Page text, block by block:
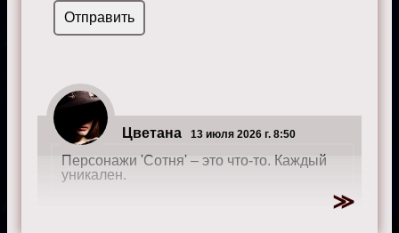
Цветана 13 июля 2026 г. 8:50
Персонажи 'Сотня' – это что-то. Каждый
уникален.